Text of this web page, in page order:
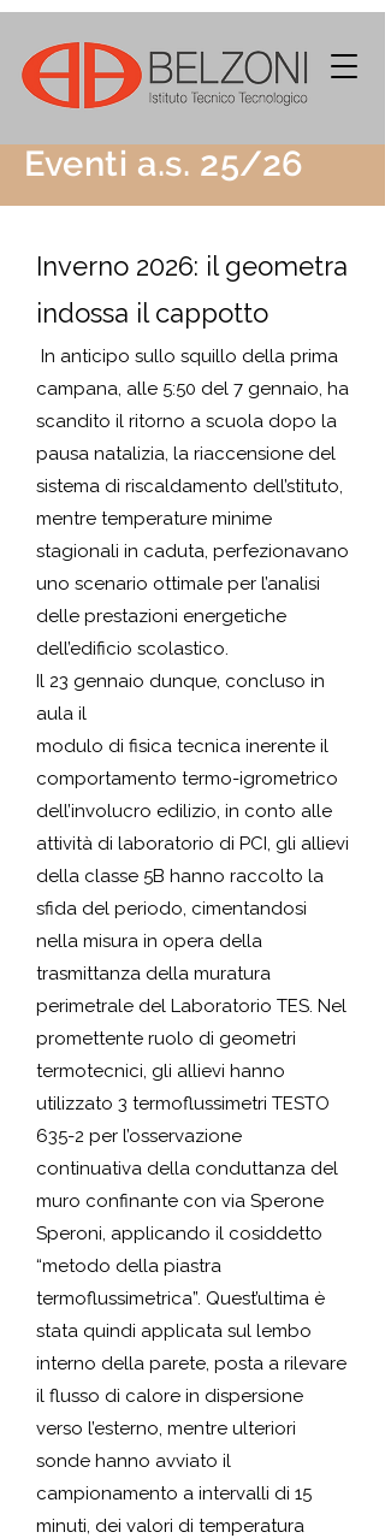
Eventi a.s. 25/26
Inverno 2026: il geometra
indossa il cappotto
In anticipo sullo squillo della prima
campana, alle 5:50 del 7 gennaio, ha
scandito il ritorno a scuola dopo la
pausa natalizia, la riaccensione del
sistema di riscaldamento dell’stituto,
mentre temperature minime
stagionali in caduta, perfezionavano
uno scenario ottimale per l’analisi
delle prestazioni energetiche
dell’edificio scolastico.
Il 23 gennaio dunque, concluso in
aula il
modulo di fisica tecnica inerente il
comportamento termo-igrometrico
dell’involucro edilizio, in conto alle
attività di laboratorio di PCI, gli allievi
della classe 5B hanno raccolto la
sfida del periodo, cimentandosi
nella misura in opera della
trasmittanza della muratura
perimetrale del Laboratorio TES. Nel
promettente ruolo di geometri
termotecnici, gli allievi hanno
utilizzato 3 termoflussimetri TESTO
635-2 per l’osservazione
continuativa della conduttanza del
muro confinante con via Sperone
Speroni, applicando il cosiddetto
“metodo della piastra
termoflussimetrica”. Quest’ultima è
stata quindi applicata sul lembo
interno della parete, posta a rilevare
il flusso di calore in dispersione
verso l’esterno, mentre ulteriori
sonde hanno avviato il
campionamento a intervalli di 15
minuti, dei valori di temperatura